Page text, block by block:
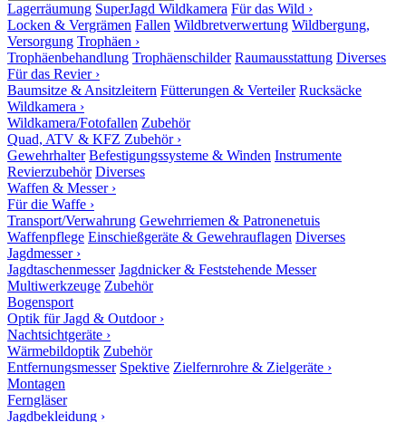
Lagerräumung SuperJagd Wildkamera Für das Wild ›
Locken & Vergrämen Fallen Wildbretverwertung Wildbergung,
Versorgung Trophäen ›
Trophäenbehandlung Trophäenschilder Raumausstattung Diverses
Für das Revier ›
Baumsitze & Ansitzleitern Fütterungen & Verteiler Rucksäcke
Wildkamera ›
Wildkamera/Fotofallen Zubehör
Quad, ATV & KFZ Zubehör ›
Gewehrhalter Befestigungssysteme & Winden Instrumente
Revierzubehör Diverses
Waffen & Messer ›
Für die Waffe ›
Transport/Verwahrung Gewehrriemen & Patronenetuis
Waffenpflege Einschießgeräte & Gewehrauflagen Diverses
Jagdmesser ›
Jagdtaschenmesser Jagdnicker & Feststehende Messer
Multiwerkzeuge Zubehör
Bogensport
Optik für Jagd & Outdoor ›
Nachtsichtgeräte ›
Wärmebildoptik Zubehör
Entfernungsmesser Spektive Zielfernrohre & Zielgeräte ›
Montagen
Ferngläser
Jagdbekleidung ›